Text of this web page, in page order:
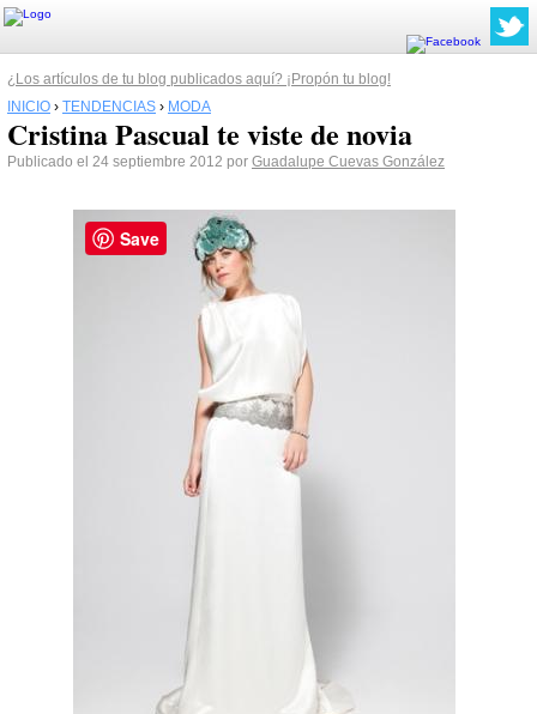
¿Los artículos de tu blog publicados aquí? ¡Propón tu blog!
INICIO › TENDENCIAS › MODA
Cristina Pascual te viste de novia
Publicado el 24 septiembre 2012 por Guadalupe Cuevas González
Save